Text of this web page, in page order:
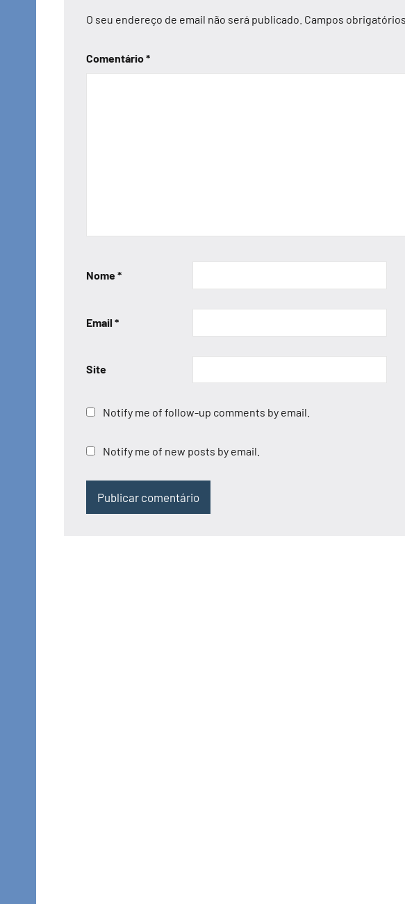
O seu endereço de email não será publicado. Campos
Comentário*
Nome*
Email *
Site
Notify me of follow-up comments by email.
Notify me of new posts by email.